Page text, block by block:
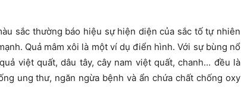
sắc thường báo hiệu sự hiện diện của sắc tố tự nhiên
Quả mâm xôi là một ví dụ điển hình. Với sự bùng nổ
việt quất, dâu tây, cây nam việt quất, chanh… đều là
ung thư, ngăn ngừa bệnh và ẩn chứa chất chống oxy